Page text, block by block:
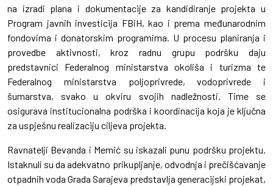
na izradi plana i dokumentacije za kandidiranje projekta u
Program javnih investicija FBiH, kao i prema međunarodnim
fondovima i donatorskim programima. U procesu planiranja i
provedbe aktivnosti, kroz radnu grupu podršku daju
predstavnici Federalnog ministarstva okoliša i turizma te
Federalnog ministarstva poljoprivrede, vodoprivrede i
šumarstva, svako u okviru svojih nadležnosti. Time se
osigurava institucionalna podrška i koordinacija koja je ključna
za uspješnu realizaciju ciljeva projekta.
Ravnatelji Bevanda i Memić su iskazali punu podršku projektu.
Istaknuli su da adekvatno prikupljanje, odvodnja i prečišćavanje
otpadnih voda Grada Sarajeva predstavlja generacijski projekat,